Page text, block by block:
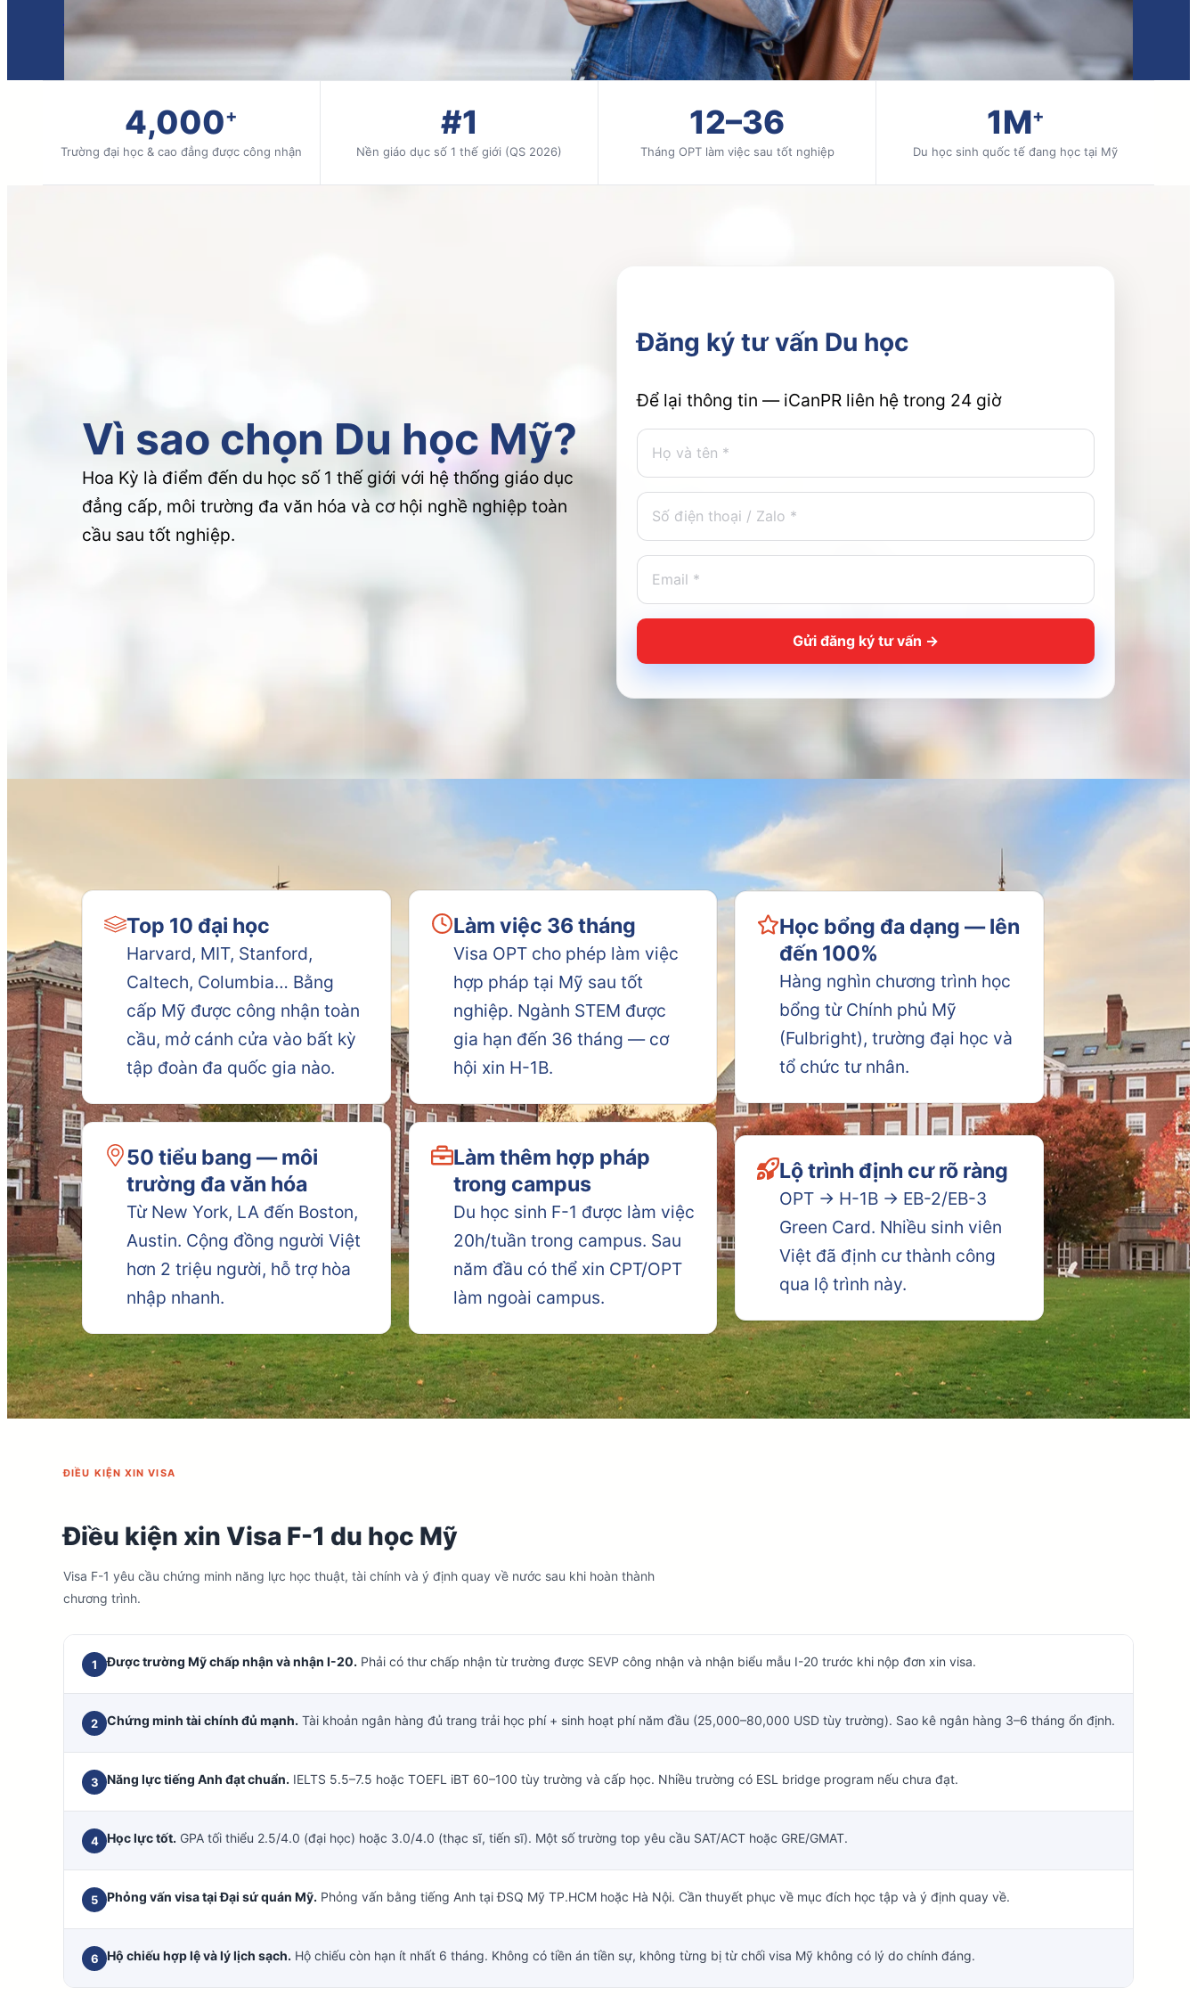
4,000+
Trường đại học & cao đẳng được công nhận
#1
Nền giáo dục số 1 thế giới (QS 2026)
12–36
Tháng OPT làm việc sau tốt nghiệp
1M+
Du học sinh quốc tế đang học tại Mỹ
Vì sao chọn Du học Mỹ?
Hoa Kỳ là điểm đến du học số 1 thế giới với hệ thống giáo dục
đẳng cấp, môi trường đa văn hóa và cơ hội nghề nghiệp toàn
cầu sau tốt nghiệp.
Đăng ký tư vấn Du học
Để lại thông tin — iCanPR liên hệ trong 24 giờ
Top 10 đại học
Harvard, MIT, Stanford,
Caltech, Columbia… Bằng
cấp Mỹ được công nhận toàn
cầu, mở cánh cửa vào bất kỳ
tập đoàn đa quốc gia nào.
Làm việc 36 tháng
Visa OPT cho phép làm việc
hợp pháp tại Mỹ sau tốt
nghiệp. Ngành STEM được
gia hạn đến 36 tháng — cơ
hội xin H-1B.
Học bổng đa dạng — lên
đến 100%
Hàng nghìn chương trình học
bổng từ Chính phủ Mỹ
(Fulbright), trường đại học và
tổ chức tư nhân.
50 tiểu bang — môi
trường đa văn hóa
Từ New York, LA đến Boston,
Austin. Cộng đồng người Việt
hơn 2 triệu người, hỗ trợ hòa
nhập nhanh.
Làm thêm hợp pháp
trong campus
Du học sinh F-1 được làm việc
20h/tuần trong campus. Sau
năm đầu có thể xin CPT/OPT
làm ngoài campus.
Lộ trình định cư rõ ràng
OPT → H-1B → EB-2/EB-3
Green Card. Nhiều sinh viên
Việt đã định cư thành công
qua lộ trình này.
ĐIỀU KIỆN XIN VISA
Điều kiện xin Visa F-1 du học Mỹ
Visa F-1 yêu cầu chứng minh năng lực học thuật, tài chính và ý định quay về nước sau khi hoàn thành
chương trình.
1 Được trường Mỹ chấp nhận và nhận I-20. Phải có thư chấp nhận từ trường được SEVP công nhận và nhận biểu mẫu I-20 trước khi nộp đơn xin visa.
2 Chứng minh tài chính đủ mạnh. Tài khoản ngân hàng đủ trang trải học phí + sinh hoạt phí năm đầu (25,000–80,000 USD tùy trường). Sao kê ngân hàng 3–6 tháng ổn định.
3 Năng lực tiếng Anh đạt chuẩn. IELTS 5.5–7.5 hoặc TOEFL iBT 60–100 tùy trường và cấp học. Nhiều trường có ESL bridge program nếu chưa đạt.
4 Học lực tốt. GPA tối thiểu 2.5/4.0 (đại học) hoặc 3.0/4.0 (thạc sĩ, tiến sĩ). Một số trường top yêu cầu SAT/ACT hoặc GRE/GMAT.
5 Phỏng vấn visa tại Đại sứ quán Mỹ. Phỏng vấn bằng tiếng Anh tại ĐSQ Mỹ TP.HCM hoặc Hà Nội. Cần thuyết phục về mục đích học tập và ý định quay về.
6 Hộ chiếu hợp lệ và lý lịch sạch. Hộ chiếu còn hạn ít nhất 6 tháng. Không có tiền án tiền sự, không từng bị từ chối visa Mỹ không có lý do chính đáng.